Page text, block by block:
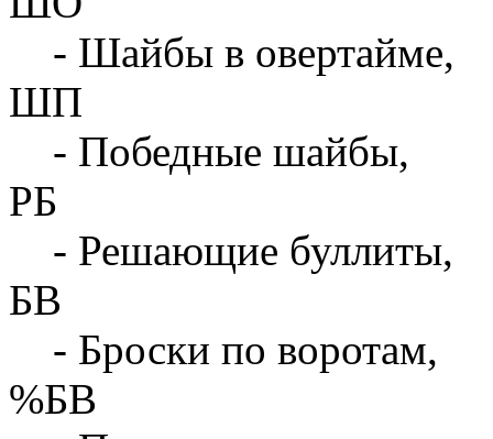
- Шайбы в овертайме,
ШП
- Победные шайбы,
РБ
- Решающие буллиты,
БВ
- Броски по воротам,
%БВ